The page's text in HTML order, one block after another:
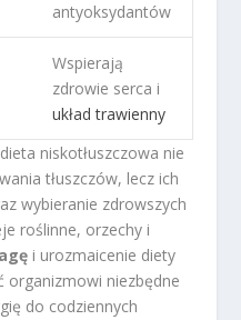
antyoksydantów
Wspierają
zdrowie serca i
układ trawienny
niskotłuszczowa nie
tłuszczów, lecz ich
wybieranie zdrowszych
roślinne, orzechy i
i urozmaicenie diety
organizmowi niezbędne
do codziennych